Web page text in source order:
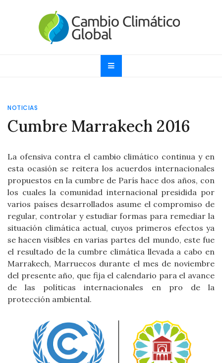
Cambio Climático
Global
Climático y Efecto Invernadero desde 1997
NOTICIAS
Cumbre Marrakech 2016
La ofensiva contra el cambio climático continua y en
esta ocasión se reitera los acuerdos internacionales
propuestos en la cumbre de París hace dos años, con
los cuales la comunidad internacional presidida por
varios países desarrollados asume el compromiso de
regular, controlar y estudiar formas para remediar la
situación climática actual, cuyos primeros efectos ya
se hacen visibles en varias partes del mundo, este fue
el resultado de la cumbre climática llevada a cabo en
Marrakech, Marruecos durante el mes de noviembre
del presente año, que fija el calendario para el avance
de las políticas internacionales en pro de la
protección ambiental.